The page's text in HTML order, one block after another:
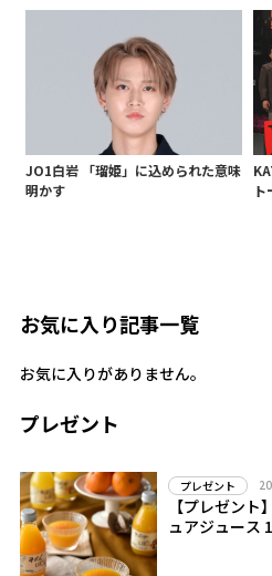
JO1白岩 「瑠姫」に込められた意味
明かす
お気に入り記事一覧
お気に入りがありません。
プレゼント
プレゼント
【プレゼン
ュアジュース